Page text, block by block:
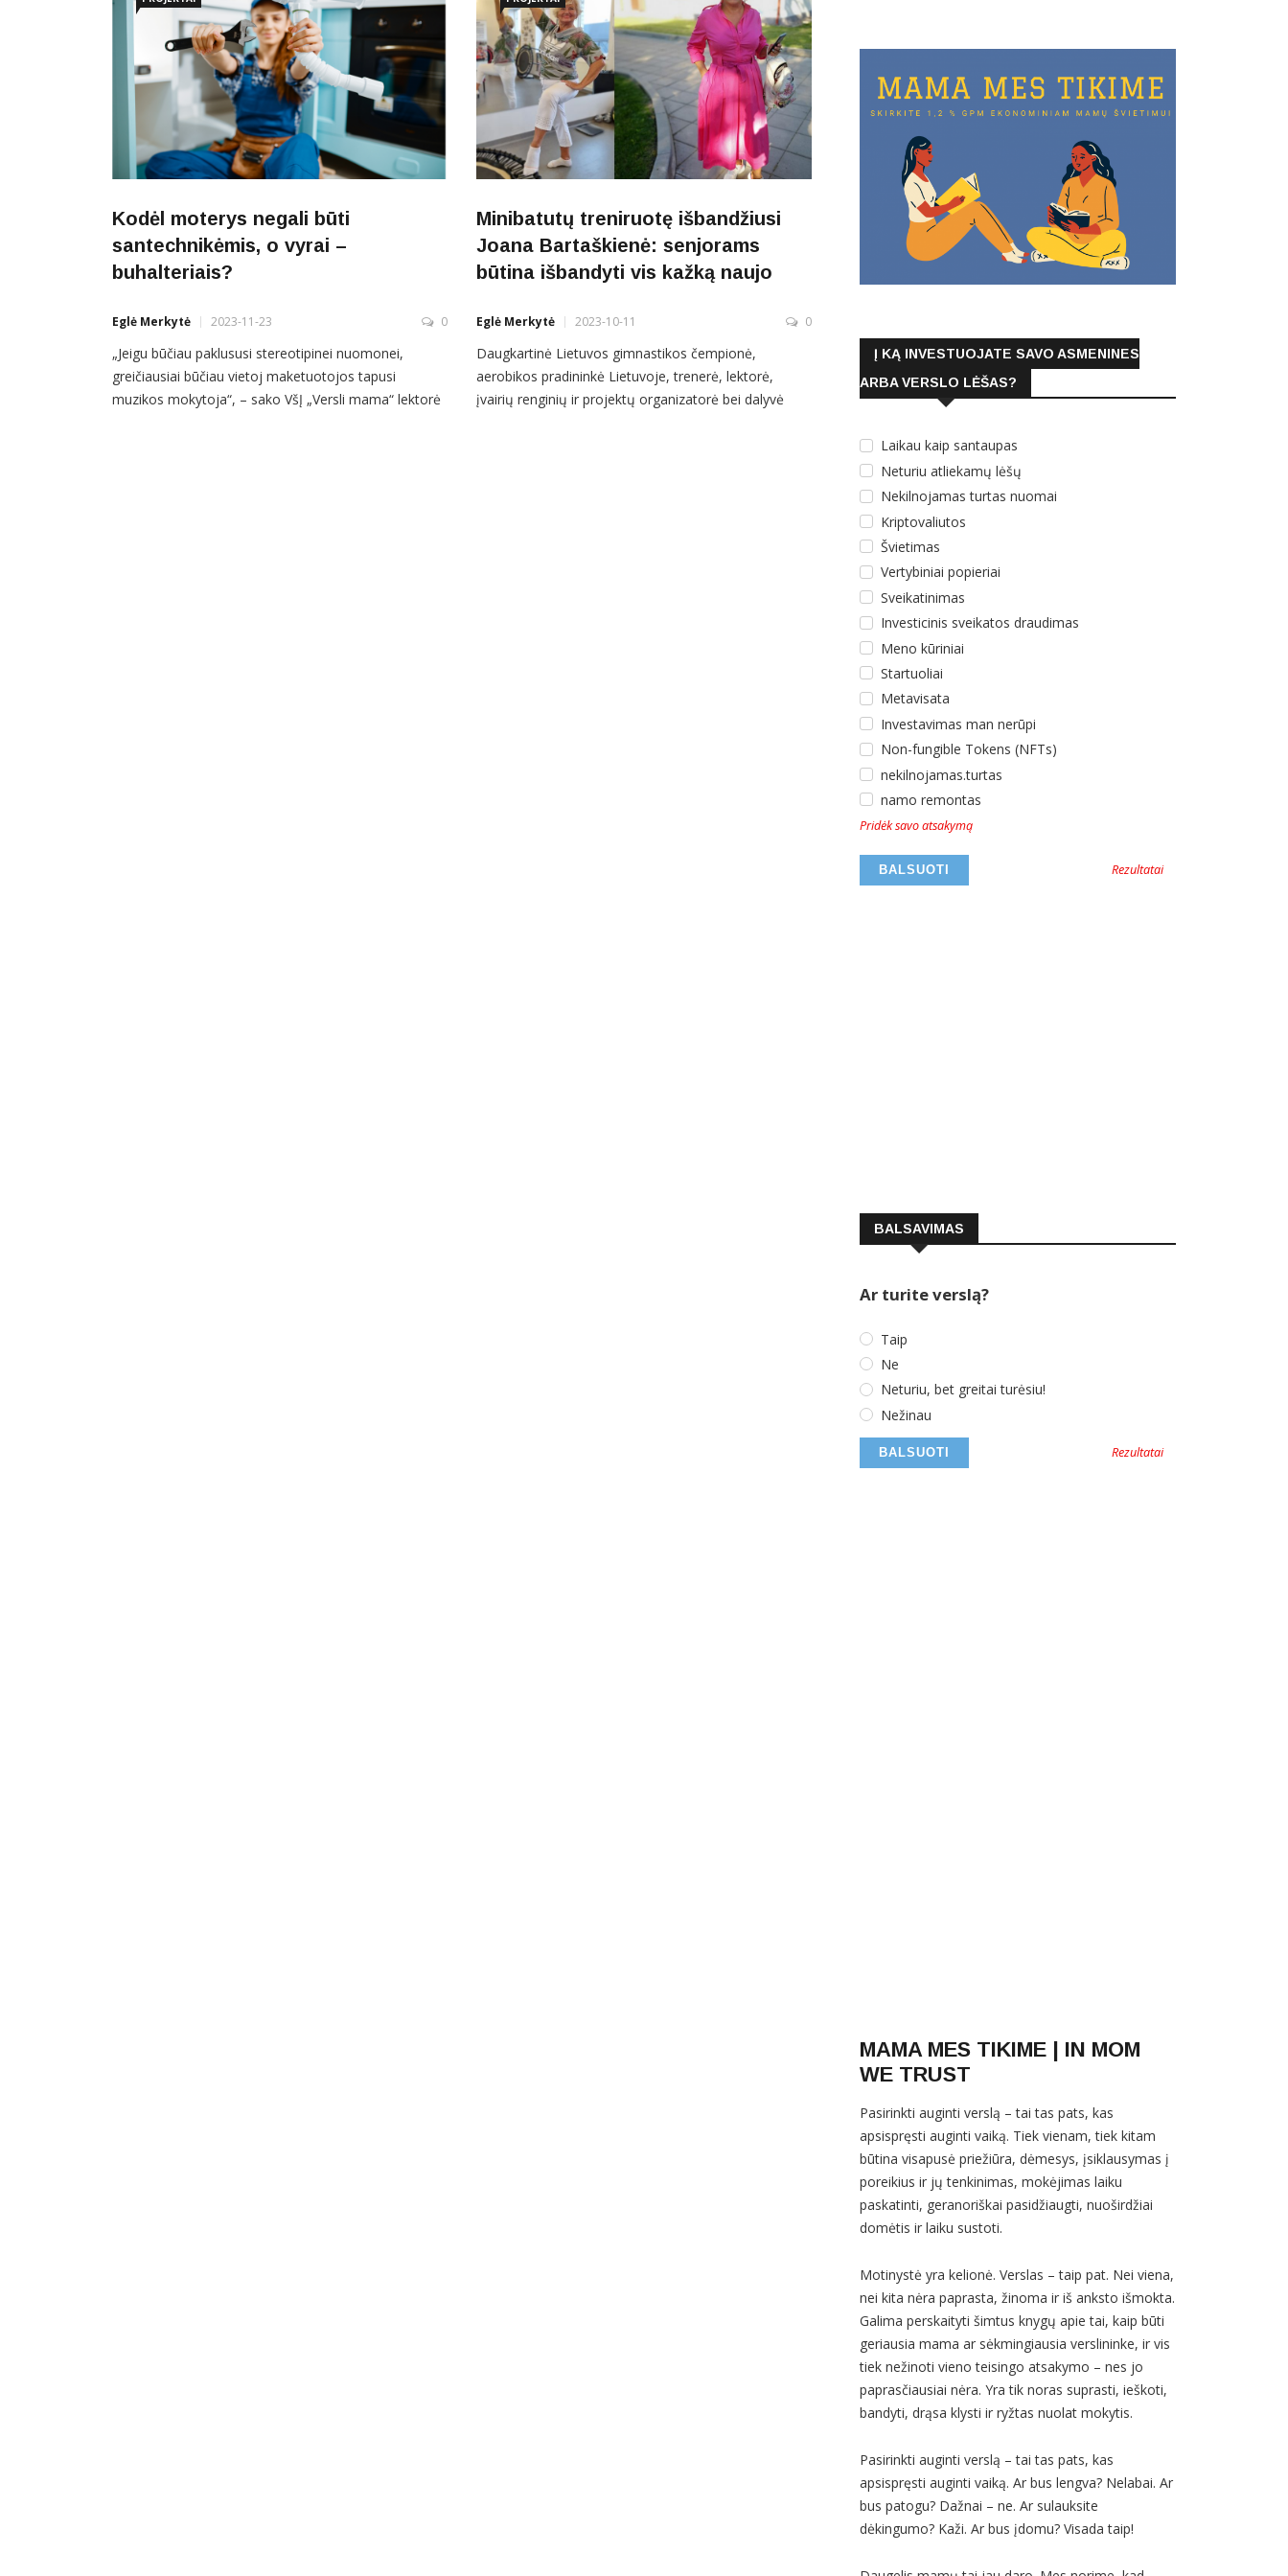
O štai, viena iš
Kodėl moterys negali būti
santechnikėmis, o vyrai –
buhalteriais?
Eglė Merkytė 2023-11-23 0
„Jeigu būčiau paklususi stereotipinei nuomonei,
greičiausiai būčiau vietoj maketuotojos tapusi
muzikos mokytoja“, – sako VšĮ „Versli mama“ lektorė
Minibatutų treniruotę išbandžiusi
Joana Bartaškienė: senjorams
būtina išbandyti vis kažką naujo
Eglė Merkytė 2023-10-11 0
Daugkartinė Lietuvos gimnastikos čempionė,
aerobikos pradininkė Lietuvoje, trenerė, lektorė,
įvairių renginių ir projektų organizatorė bei dalyvė
Į KĄ INVESTUOJATE SAVO ASMENINES
ARBA VERSLO LĖŠAS?
Laikau kaip santaupas
Neturiu atliekamų lėšų
Nekilnojamas turtas nuomai
Kriptovaliutos
Švietimas
Vertybiniai popieriai
Sveikatinimas
Investicinis sveikatos draudimas
Meno kūriniai
Startuoliai
Metavisata
Investavimas man nerūpi
Non-fungible Tokens (NFTs)
nekilnojamas.turtas
namo remontas
Pridėk savo atsakymą
Rezultatai
BALSAVIMAS
Ar turite verslą?
Taip
Ne
Neturiu, bet greitai turėsiu!
Nežinau
Rezultatai
MAMA MES TIKIME | IN MOM
WE TRUST
Pasirinkti auginti verslą – tai tas pats, kas
apsispręsti auginti vaiką. Tiek vienam, tiek kitam
būtina visapusė priežiūra, dėmesys, įsiklausymas į
poreikius ir jų tenkinimas, mokėjimas laiku
paskatinti, geranoriškai pasidžiaugti, nuoširdžiai
domėtis ir laiku sustoti.
Motinystė yra kelionė. Verslas – taip pat. Nei viena,
nei kita nėra paprasta, žinoma ir iš anksto išmokta.
Galima perskaityti šimtus knygų apie tai, kaip būti
geriausia mama ar sėkmingiausia verslininke, ir vis
tiek nežinoti vieno teisingo atsakymo – nes jo
paprasčiausiai nėra. Yra tik noras suprasti, ieškoti,
bandyti, drąsa klysti ir ryžtas nuolat mokytis.
Pasirinkti auginti verslą – tai tas pats, kas
apsispręsti auginti vaiką. Ar bus lengva? Nelabai. Ar
bus patogu? Dažnai – ne. Ar sulauksite
dėkingumo? Kaži. Ar bus įdomu? Visada taip!